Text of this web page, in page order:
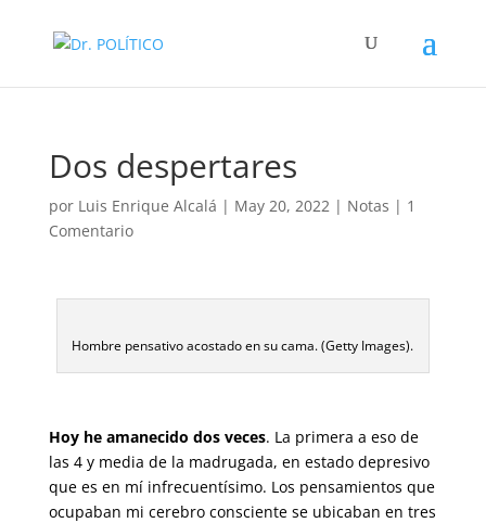
Dos despertares
por Luis Enrique Alcalá | May 20, 2022| Notas | 1
Comentario
Hombre pensativo acostado en su cama. (Getty Images).
Hoy he amanecido dos veces. La primera a eso de
las 4 y media de la madrugada, en estado depresivo
que es en mí infrecuentísimo. Los pensamientos que
ocupaban mi cerebro consciente se ubicaban en tres